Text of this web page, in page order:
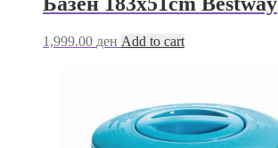
1,999.00 ден Add to cart